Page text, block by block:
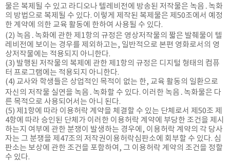
물은 복제될 수 있고 라디오나 텔레비전에 방송된 저작물은 녹음․녹화
의 방법으로 복제될 수 있다. 이렇게 제작된 복제물은 제50조에서 예정
한 계약에 의한 교육 활동에 한하여 사용될 수 있다.
(2) 녹음․녹화에 관한 제1항의 규정은 영상저작물의 짧은 발췌물이 텔
레비전에 보이는 경우를 제외하고는, 일반적으로 본편 영화로서의 영
상저작물에는 적용되지 아니한다.
(3) 발행된 저작물의 복제에 관한 제1항의 규정은 디지털 형태의 컴퓨
터 프로그램에는 적용되지 아니한다.
(4) 교사와 학생들은 상업적인 목적이 없는 한, 교육 활동의 일환으로
자신의 저작물 실연을 녹음․녹화할 수 있다. 이러한 녹음․녹화물은 다
른 목적으로 사용되어서는 아니 된다.
(5) 제1항에 따라 이용허락 계약을 체결할 수 있는 단체로서 제50조 제
4항에 따라 승인된 단체가 이러한 이용허락 계약에 부당한 조건을 제시
하는지 여부에 관한 분쟁이 발생하는 경우에, 이용허락 계약의 각 당사
자는 그 분쟁을 제47조의 저작권이용허락심판소에 회부할 수 있다. 심
판소는 보상에 관한 조건을 포함하여, 그 이용허락 계약의 조건을 정할
수 있다.